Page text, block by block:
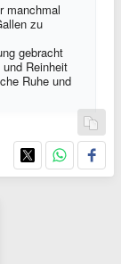
manchmal
zu
gebracht
Reinheit
Ruhe und